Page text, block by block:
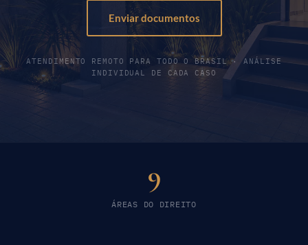
Enviar documentos
ATENDIMENTO REMOTO PARA TODO O BRASIL · ANÁLISE
INDIVIDUAL DE CADA CASO
9
ÁREAS DO DIREITO